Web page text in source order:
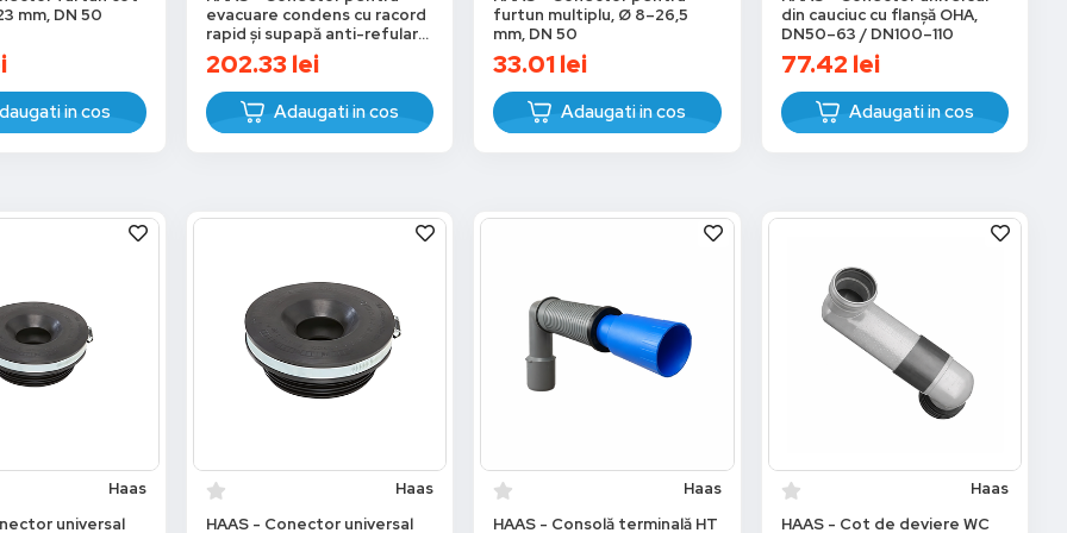
mm, DN 50
in cos
evacuare condens cu racord
rapid și supapă anti-refulare,
compatibil țevi DN 110
202.33 lei
Adaugati in cos
furtun multiplu, Ø 8–26,5
mm, DN 50
33.01lei
Adaugati in cos
din cauciuc cu flanșă OHA,
DN50–63 / DN100–110
77.42 lei
Adaugati in cos
Haas
universal
Haas
HAAS - Conector universal
Haas
HAAS - Consolă terminală HT
Haas
HAAS - Cot de deviere WC